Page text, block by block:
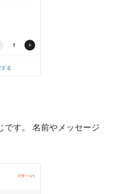
です。 名前やメッセージ